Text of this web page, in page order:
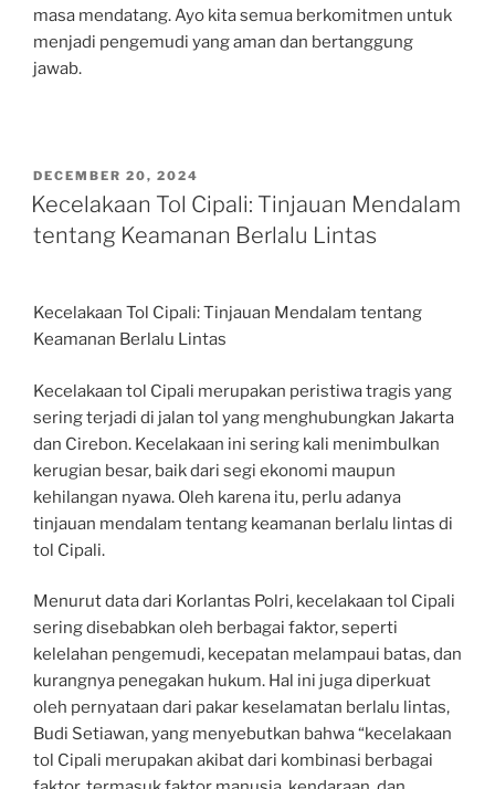
masa mendatang. Ayo kita semua berkomitmen untuk
menjadi pengemudi yang aman dan bertanggung
jawab.
POSTED
ON
DECEMBER 20, 2024
Kecelakaan Tol Cipali: Tinjauan Mendalam
tentang Keamanan Berlalu Lintas
Kecelakaan Tol Cipali: Tinjauan Mendalam tentang
Keamanan Berlalu Lintas
Kecelakaan tol Cipali merupakan peristiwa tragis yang
sering terjadi di jalan tol yang menghubungkan Jakarta
dan Cirebon. Kecelakaan ini sering kali menimbulkan
kerugian besar, baik dari segi ekonomi maupun
kehilangan nyawa. Oleh karena itu, perlu adanya
tinjauan mendalam tentang keamanan berlalu lintas di
tol Cipali.
Menurut data dari Korlantas Polri, kecelakaan tol Cipali
sering disebabkan oleh berbagai faktor, seperti
kelelahan pengemudi, kecepatan melampaui batas, dan
kurangnya penegakan hukum. Hal ini juga diperkuat
oleh pernyataan dari pakar keselamatan berlalu lintas,
Budi Setiawan, yang menyebutkan bahwa “kecelakaan
tol Cipali merupakan akibat dari kombinasi berbagai